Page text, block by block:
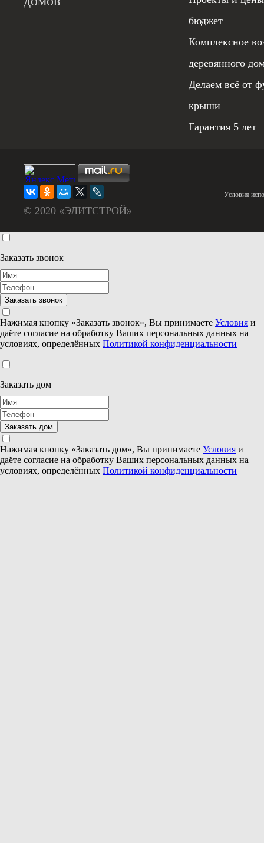
бюджет
Комплексное
деревянного
Делаем всё от
крыши
Гарантия 5 лет
© 2020 «ЭЛИТСТРОЙ»
Условия
Заказать звонок
Нажимая кнопку «Заказать звонок», Вы принимаете Условия и
даёте согласие на обработку Ваших персональных данных на
условиях, определённых Политикой конфиденциальности
Заказать дом
Нажимая кнопку «Заказать дом», Вы принимаете Условия и
даёте согласие на обработку Ваших персональных данных на
условиях, определённых Политикой конфиденциальности